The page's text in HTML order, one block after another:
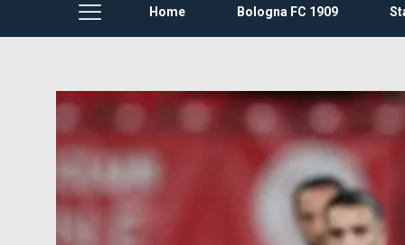
Home Bologna FC 1909